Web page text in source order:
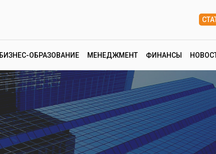
БИЗНЕС-ОБРАЗОВАНИЕ МЕНЕДЖМЕНТ ФИНАНСЫ